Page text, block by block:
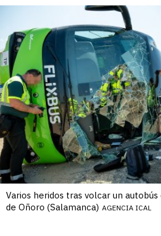
Varios heridos tras volcar un
de Oñoro (Salamanca) AGENCIA ICAL